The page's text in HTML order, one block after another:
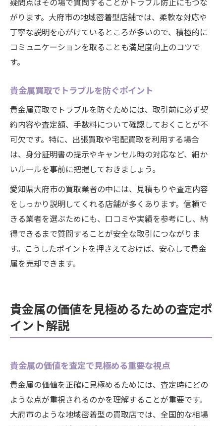
がります。大府市の地域密着型店舗では、柔軟な対応や
丁寧な説明を心がけているところが多いので、積極的に
コミュニケーションを取ることも満足度向上のコツで
す。
貴金属買取でトラブルを防ぐポイント
貴金属買取でトラブルを防ぐためには、取引前に必ず契
約内容や査定額、手数料について確認しておくことが不
可欠です。特に、出張買取や宅配買取を利用する場合
は、身分証明書の提示やキャンセル時の対応など、細か
いルールを事前に把握しておきましょう。
愛知県大府市の買取業者の中には、見積もりや査定内容
をしっかり説明してくれる店舗が多くあります。信頼で
きる業者を選ぶためにも、口コミや実績を参考にし、納
得できるまで質問することが安全な取引につながりま
す。こうしたポイントを押さえておけば、安心して貴金
属を売却できます。
貴金属の価値を見極めるための査定ポ
イント解説
貴金属の価値を査定で見極める重要な視点
貴金属の価値を正確に見極めるためには、査定時にどの
ような点が重視されるのかを理解することが重要です。
大府市のような地域密着型の買取店では、全国的な相場